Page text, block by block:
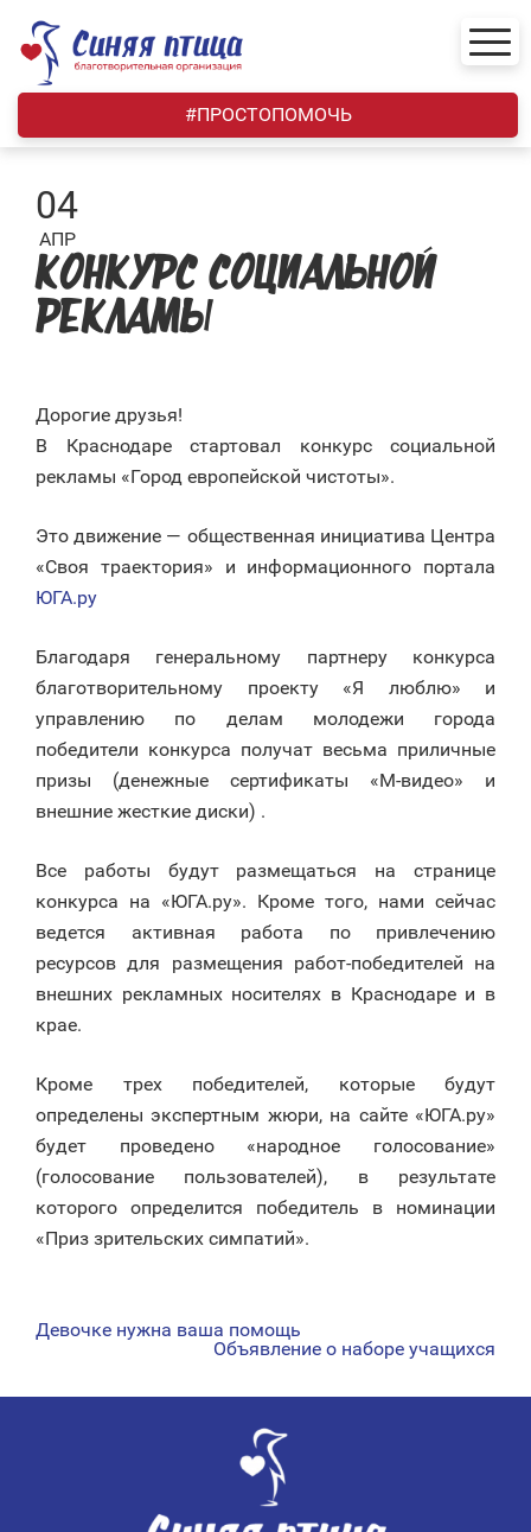
content
#ПРОСТОПОМОЧЬ
04
АПР
КОНКУРС СОЦИАЛЬНОЙ
РЕКЛАМЫ
Дорогие друзья!
В Краснодаре стартовал конкурс социальной
рекламы «Город европейской чистоты».
Это движение — общественная инициатива Центра
«Своя траектория» и информационного портала
ЮГА.ру
Благодаря генеральному партнеру конкурса
благотворительному проекту «Я люблю» и
управлению по делам молодежи города
победители конкурса получат весьма приличные
призы (денежные сертификаты «М-видео» и
внешние жесткие диски) .
Все работы будут размещаться на странице
конкурса на «ЮГА.ру». Кроме того, нами сейчас
ведется активная работа по привлечению
ресурсов для размещения работ-победителей на
внешних рекламных носителях в Краснодаре и в
крае.
Кроме трех победителей, которые будут
определены экспертным жюри, на сайте «ЮГА.ру»
будет проведено «народное голосование»
(голосование пользователей), в результате
которого определится победитель в номинации
«Приз зрительских симпатий».
НАВИГАЦИЯ
Девочке нужна ваша помощь
Объявление о наборе учащихся